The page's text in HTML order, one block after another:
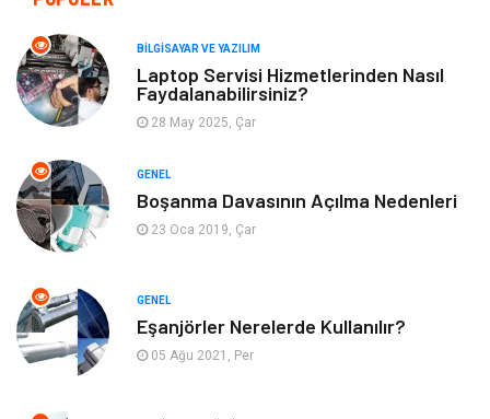
Giyim Turizm
Otomotiv Eğitim Kurumları
Yapı İnşaat
Emlak Maden ve Metal
Mobilya Hizmet
Endüstriyel Ürünler
BILGISAYAR VE YAZILIM
Laptop Servisi Hizmetlerinden Nasıl
Faydalanabilirsiniz?
28 May 2025, Çar
GENEL
Boşanma Davasının Açılma Nedenleri
23 Oca 2019, Çar
GENEL
Eşanjörler Nerelerde Kullanılır?
05 Ağu 2021, Per